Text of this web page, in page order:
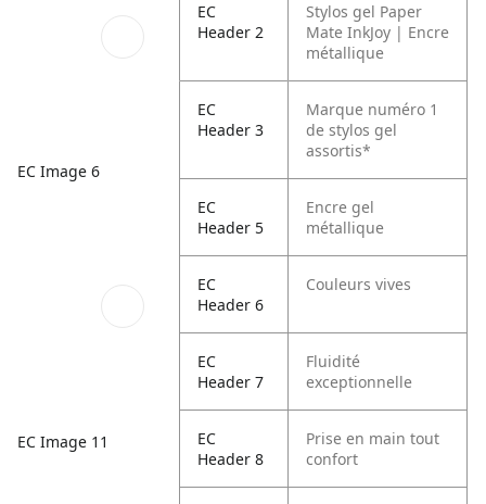
EC Image 6
EC Image 11
EC
Header 2
Stylos gel Paper
Mate InkJoy | Encre
métallique
EC
Header 3
Marque numéro 1
de stylos gel
assortis*
EC
Header 5
Encre gel
métallique
EC
Header 6
Couleurs vives
EC
Header 7
Fluidité
exceptionnelle
EC
Header 8
Prise en main tout
confort